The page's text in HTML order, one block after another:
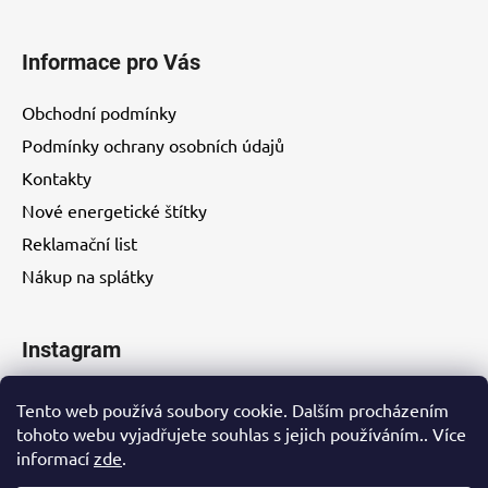
Tento web používá soubory cookie. Dalším procházením
tohoto webu vyjadřujete souhlas s jejich používáním.. Více
informací zde.
Informace pro Vás
Obchodní podmínky
Podmínky ochrany osobních údajů
Kontakty
Nové energetické štítky
Reklamační list
Nákup na splátky
Instagram